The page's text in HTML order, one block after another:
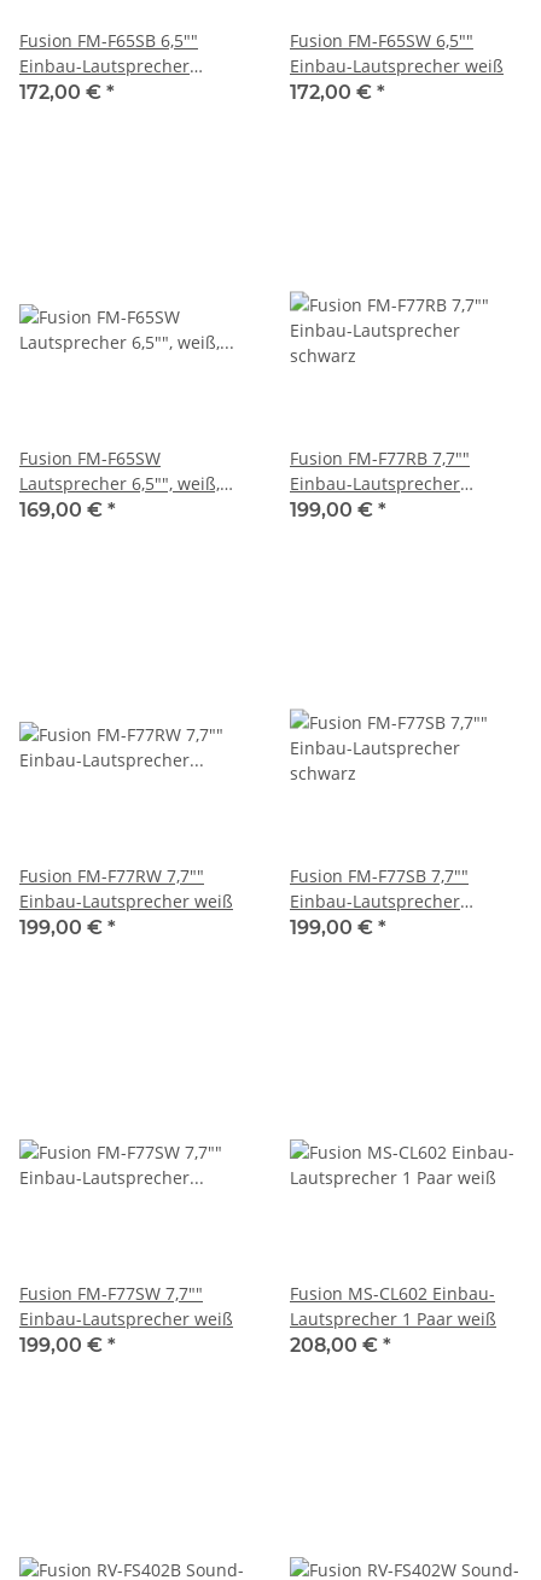
Fusion FM-F65SB 6,5""
Einbau-Lautsprecher
schwarz
172,00 € *
Fusion FM-F65SW 6,5""
Einbau-Lautsprecher weiß
172,00 € *
Fusion FM-F65SW
Lautsprecher 6,5"", weiß,
viereckig, 120 W, 1Paar
169,00 € *
Fusion FM-F77RB 7,7""
Einbau-Lautsprecher
schwarz
199,00 € *
Fusion FM-F77RW 7,7""
Einbau-Lautsprecher weiß
199,00 € *
Fusion FM-F77SB 7,7""
Einbau-Lautsprecher
schwarz
199,00 € *
Fusion FM-F77SW 7,7""
Einbau-Lautsprecher weiß
199,00 € *
Fusion MS-CL602 Einbau-
Lautsprecher 1 Paar weiß
208,00 € *